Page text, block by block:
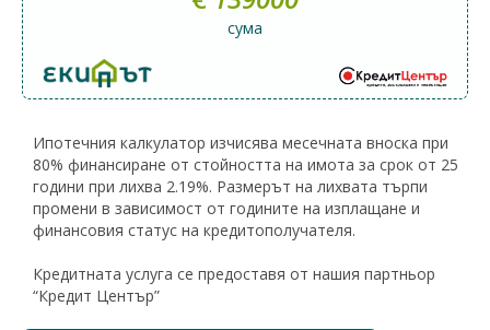
сума
Ипотечния калкулатор изчисява месечната вноска при
80% финансиране от стойността на имота за срок от 25
години при лихва 2.19%. Размерът на лихвата търпи
промени в зависимост от годините на изплащане и
финансовия статус на кредитополучателя.
Кредитната услуга се предоставя от нашия партньор
“Кредит Център”